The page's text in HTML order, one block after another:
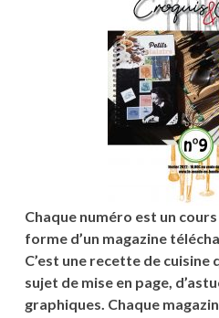
Chaque numéro est un
forme d’un magazine
C’est une recette de
sujet de mise en page,
graphiques. Chaque